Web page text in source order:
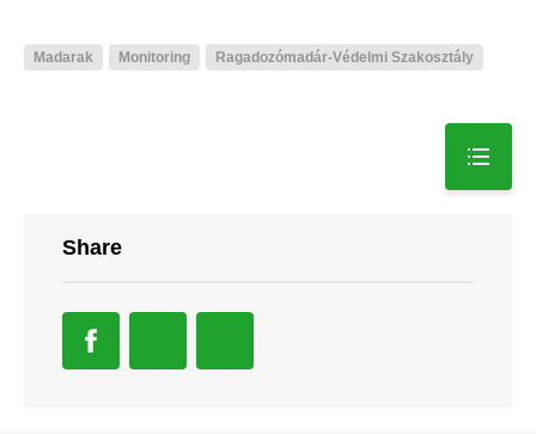
Madarak Monitoring Ragadozómadár-Védelmi Szakosztály
Share